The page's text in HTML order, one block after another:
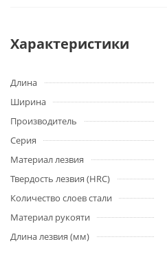
Характеристики
Длина
Ширина
Производитель
Серия
Материал лезвия
Твердость лезвия (HRC)
Количество слоев стали
Материал рукояти
Длина лезвия (мм)